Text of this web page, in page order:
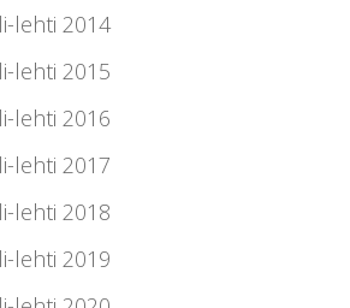
lehti 2014
lehti 2015
lehti 2016
lehti 2017
lehti 2018
lehti 2019